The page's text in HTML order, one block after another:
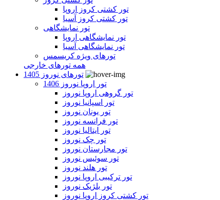
تور کشتی کروز اروپا
تور کشتی کروز آسیا
تور نمایشگاهی
تور نمایشگاهی اروپا
تور نمایشگاهی آسیا
تورهای ویژه کریسمس
همه تورهای خارجی
تورهای نوروز 1405
تور اروپا نوروز 1406
تور گروهی اروپا نوروز
تور اسپانیا نوروز
تور یونان نوروز
تور فرانسه نوروز
تور ایتالیا نوروز
تور چک نوروز
تور مجارستان نوروز
تور سوئیس نوروز
تور هلند نوروز
تور ترکیبی اروپا نوروز
تور بلژیک نوروز
تور کشتی کروز اروپا نوروز